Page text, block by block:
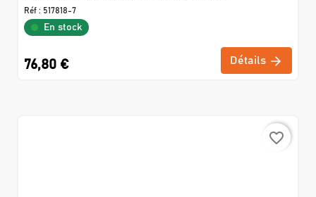
Réf : 517818-7
En stock
76,80 € Détails
favorite_border